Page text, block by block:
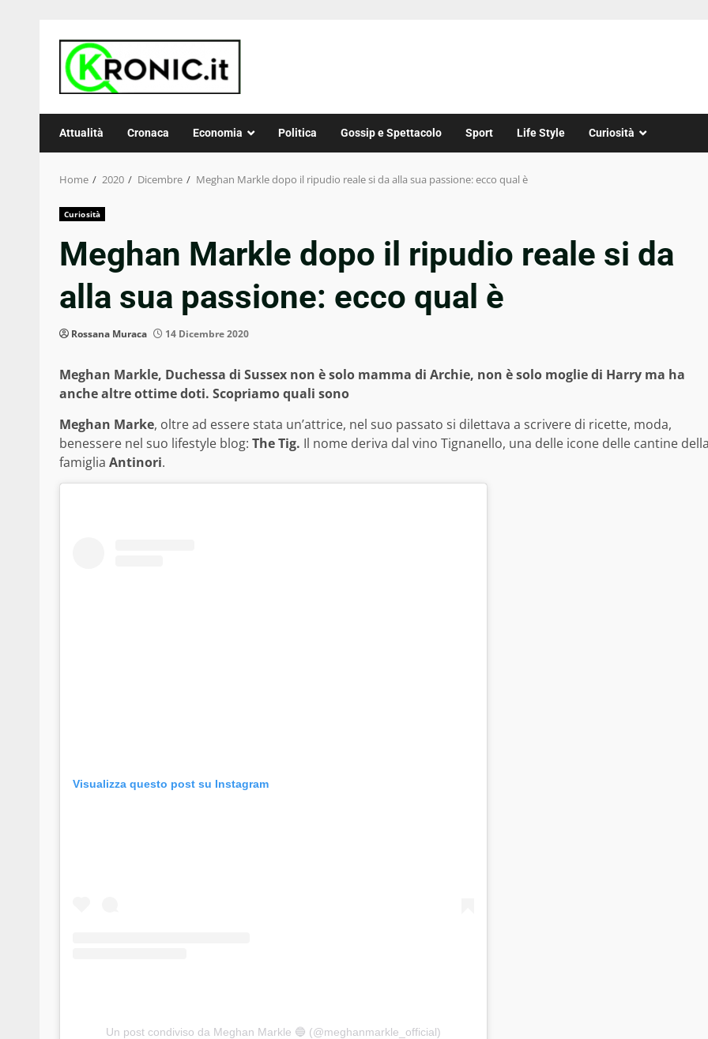
content
Attualità Cronaca Economia Politica Gossip e Spettacolo Sport Life Style Curiosità
Home 2020 Dicembre Meghan Markle dopo il ripudio reale si da alla sua passione: ecco qual è
Curiosità
Meghan Markle dopo il ripudio reale si da
alla sua passione: ecco qual è
Rossana Muraca 14 Dicembre 2020
Meghan Markle, Duchessa di Sussex non è solo mamma di Archie, non è solo moglie di Harry ma ha
anche altre ottime doti. Scopriamo quali sono
Meghan Marke, oltre ad essere stata un’attrice, nel suo passato si dilettava a scrivere di ricette, moda,
benessere nel suo lifestyle blog: The Tig. Il nome deriva dal vino Tignanello, una delle icone delle cantine
famiglia Antinori.
Visualizza questo post su Instagram
Un post condiviso da Meghan Markle 🔵 (@meghanmarkle_official)